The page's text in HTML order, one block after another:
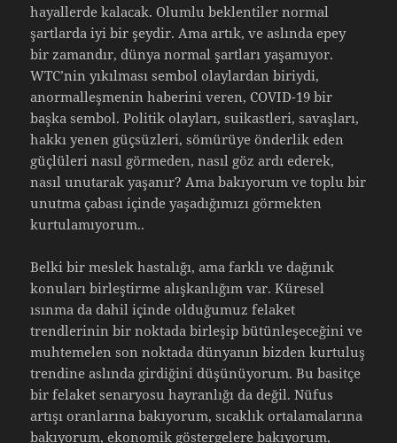
hayallerde kalacak. Olumlu beklentiler normal
şartlarda iyi bir şeydir. Ama artık, ve aslında epey
bir zamandır, dünya normal şartları yaşamıyor.
WTC’nin yıkılması sembol olaylardan biriydi,
anormalleşmenin haberini veren, COVID-19 bir
başka sembol. Politik olayları, suikastleri, savaşları,
hakkı yenen güçsüzleri, sömürüye önderlik eden
güçlüleri nasıl görmeden, nasıl göz ardı ederek,
nasıl unutarak yaşanır? Ama bakıyorum ve toplu bir
unutma çabası içinde yaşadığımızı görmekten
kurtulamıyorum..
Belki bir meslek hastalığı, ama farklı ve dağınık
konuları birleştirme alışkanlığım var. Küresel
ısınma da dahil içinde olduğumuz felaket
trendlerinin bir noktada birleşip bütünleşeceğini ve
muhtemelen son noktada dünyanın bizden kurtuluş
trendine aslında girdiğini düşünüyorum. Bu basitçe
bir felaket senaryosu hayranlığı da değil. Nüfus
artışı oranlarına bakıyorum, sıcaklık ortalamalarına
bakıyorum, ekonomik göstergelere bakıyorum,